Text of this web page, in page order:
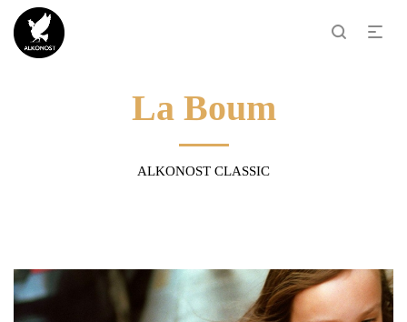
La Boum
ALKONOST CLASSIC